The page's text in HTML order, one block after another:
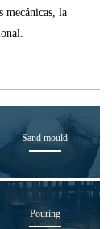
mecánicas, la
Sand mould
Pouring